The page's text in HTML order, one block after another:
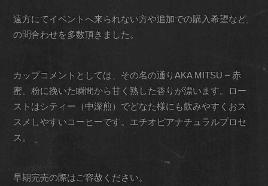
遠方にてイベントへ来られない方や追加での購入希望など
の問合わせを多数頂きました。
カップコメントとしては、その名の通りAKA MITSU – 赤
蜜。粉に挽いた瞬間から甘く熟した香りが漂います。ロー
ストはシティー（中深煎）でどなた様にも飲みやすくおス
スメしやすいコーヒーです。エチオピアナチュラルプロセ
ス。
早期完売の際はご容赦ください。